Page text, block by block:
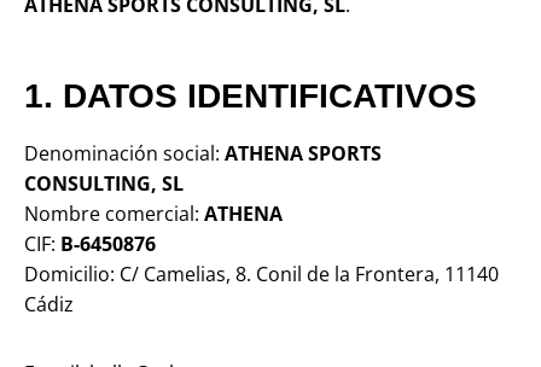
1. DATOS IDENTIFICATIVOS
Denominación social: ATHENA SPORTS
CONSULTING, SL
Nombre comercial: ATHENA
CIF: B-6450876
Domicilio: C/ Camelias, 8. Conil de la Frontera, 11140
Cádiz